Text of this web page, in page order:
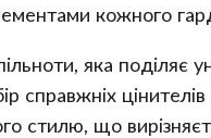
кожного
яка поділяє
справжніх
стилю, що